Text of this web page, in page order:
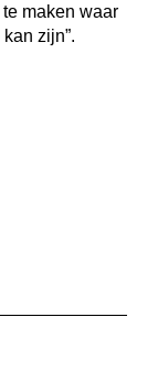
te maken waar
zijn”.